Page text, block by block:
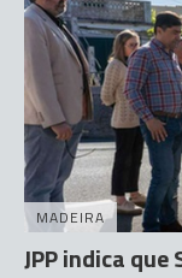
MADEIRA
JPP indica